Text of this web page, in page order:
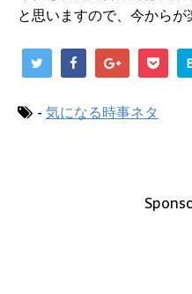
と思いますので、今からが
- 気になる時事ネタ